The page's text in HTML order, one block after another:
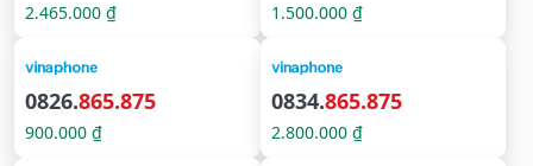
2.465.000 ₫ 1.500.000 ₫
0826.865.875
900.000 ₫
0834.865.875
2.800.000 ₫